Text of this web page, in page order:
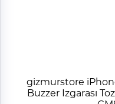
gizmurstore
Buzzer Izgarası